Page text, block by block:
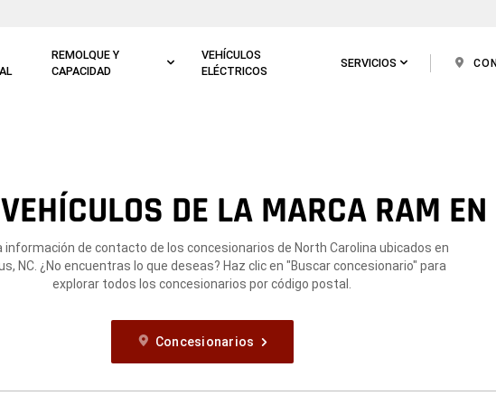
REMOLQUE Y
CAPACIDAD
VEHÍCULOS
ELÉCTRICOS
SERVICIOS
DE LA MARCA RAM
información de contacto de los concesionarios de North Carolina ubicados en
NC. ¿No encuentras lo que deseas? Haz clic en "Buscar concesionario" para
explorar todos los concesionarios por código postal.
Concesionarios